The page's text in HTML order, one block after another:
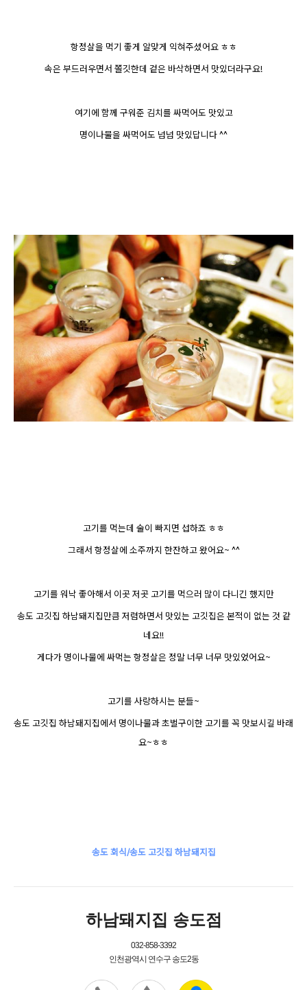
항정살을 먹기 좋게 알맞게 익혀주셨어요 ㅎㅎ
속은 부드러우면서 쫄깃한데 겉은 바삭하면서 맛있더라구요!
여기에 함께 구워준 김치를 싸먹어도 맛있고
명이나물을 싸먹어도 넘넘 맛있답니다 ^^
고기를 먹는데 술이 빠지면 섭하죠 ㅎㅎ
그래서 항정살에 소주까지 한잔하고 왔어요~ ^^
고기를 워낙 좋아해서 이곳 저곳 고기를 먹으러 많이 다니긴 했지만
송도 고깃집 하남돼지집만큼 저렴하면서 맛있는 고깃집은 본적이 없는 것 같
네요!!
게다가 명이나물에 싸먹는 항정살은 정말 너무 너무 맛있었어요~
고기를 사랑하시는 분들~
송도 고깃집 하남돼지집에서 명이나물과 초벌구이한 고기를 꼭 맛보시길 바래
요~ㅎㅎ
송도 회식/송도 고깃집 하남돼지집